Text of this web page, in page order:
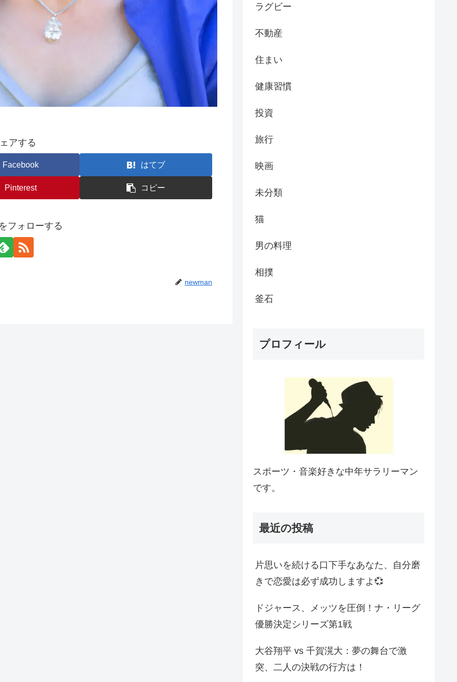
アする
Facebook はてブ
Pinterest コピー
フォローする
newman
ラグビー
不動産
住まい
健康習慣
投資
旅行
映画
未分類
猫
男の料理
相撲
釜石
プロフィール
スポーツ・音楽好きな中年サラリーマン
です。
最近の投稿
片思いを続ける口下手なあなた、自分磨
きで恋愛は必ず成功しますよ💞
ドジャース、メッツを圧倒！ナ・リーグ
優勝決定シリーズ第1戦
大谷翔平 vs 千賀滉大：夢の舞台で激
突、二人の決戦の行方は！